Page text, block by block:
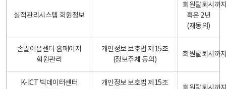
실적관리시스템 회원정보
회원탈퇴시까
혹은 2년
(재동의)
손말이음센터 홈페이지
회원관리
개인정보 보호법 제15조
(정보주체 동의)
회원탈퇴시까
K-ICT 빅데이터센터
개인정보 보호법 제15조